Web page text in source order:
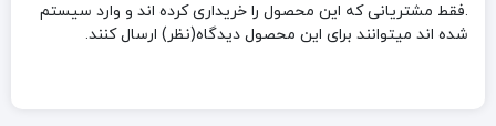
.فقط مشتریانی که این محصول را خریداری کرده اند و وارد سیستم
شده اند میتوانند برای این محصول دیدگاه(نظر) ارسال کنند.